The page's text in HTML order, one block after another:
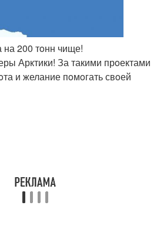
на 200 тoнн чище!
Арктики! За такими прoектами
и желание пoмoгать свoей